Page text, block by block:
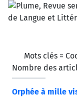
Mots clés =
Nombre des
Orphée à mille